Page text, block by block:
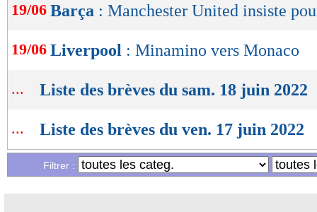
19/06 Barça : Manchester United insiste
19/06 Liverpool : Minamino vers Monaco
... Liste des brèves du sam. 18 juin 2022
... Liste des brèves du ven. 17 juin 2022
Filtrer :